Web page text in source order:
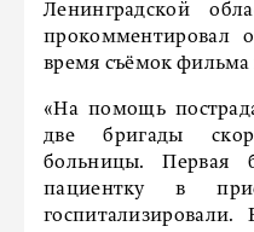
Ленинградской
прокомментировал
время съёмок
«На помощь
две бригады
больницы. Первая
пациентку в
госпитализировали.